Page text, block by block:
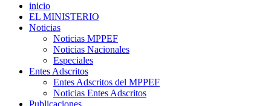
inicio
EL MINISTERIO
Noticias
Noticias MPPEF
Noticias Nacionales
Especiales
Entes Adscritos
Entes Adscritos del MPPEF
Noticias Entes Adscritos
Publicaciones